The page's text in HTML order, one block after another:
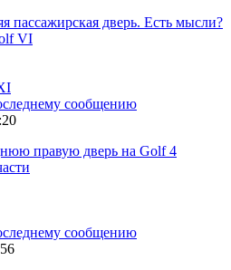
пассажирская дверь. Есть мысли?
VI
правую дверь на Golf 4